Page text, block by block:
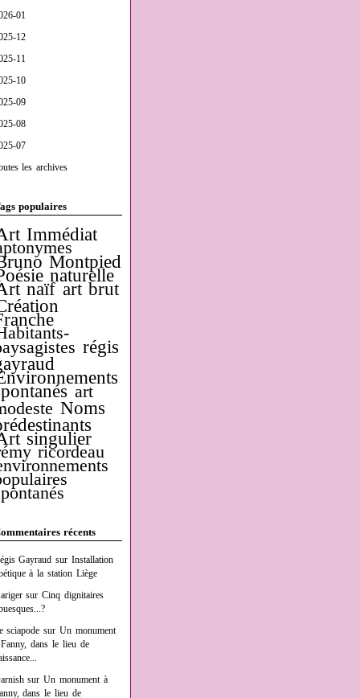
01
12
11
10
09
08
07
les archives
populaires
Immédiat
Montpied
naturelle
naïf art brut
régis
art
Noms
singulier
ricordeau
récents
Gayraud surInstallation
à la station Liège
surCinq dignitaires
sciapode surUn monument
dans le lieu de
surUn monument à
dans le lieu de